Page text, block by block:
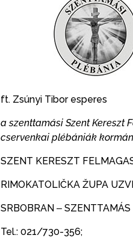
ft. Zsúnyi Tibor esperes
a szenttamási Szent Kereszt
cservenkai plébániák
SZENT KERESZT
RIMOKATOLIČKA ŽUPA
SRBOBRAN ‒ SZENTTAMÁS
Tel.: 021/730-356;